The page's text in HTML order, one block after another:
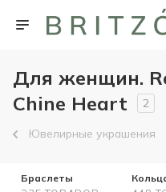
Для женщин.
Chine Heart
2
Ювелирные украшения
Браслеты